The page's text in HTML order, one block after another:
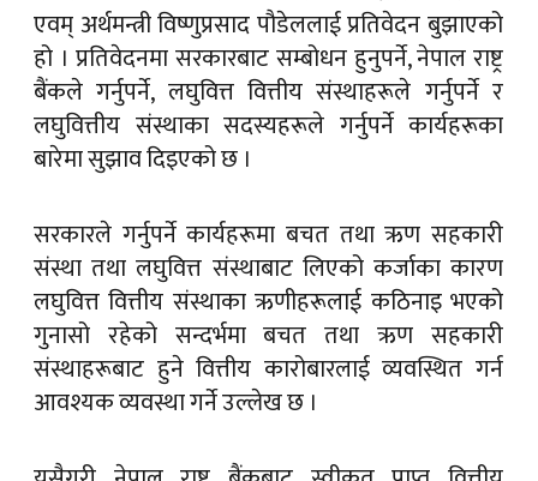
एवम् अर्थमन्त्री विष्णुप्रसाद पौडेललाई प्रतिवेदन बुझाएको
हो । प्रतिवेदनमा सरकारबाट सम्बोधन हुनुपर्ने, नेपाल राष्ट्र
बैंकले गर्नुपर्ने, लघुवित्त वित्तीय संस्थाहरूले गर्नुपर्ने र
लघुवित्तीय संस्थाका सदस्यहरूले गर्नुपर्ने कार्यहरूका
बारेमा सुझाव दिइएको छ ।
सरकारले गर्नुपर्ने कार्यहरूमा बचत तथा ऋण सहकारी
संस्था तथा लघुवित्त संस्थाबाट लिएको कर्जाका कारण
लघुवित्त वित्तीय संस्थाका ऋणीहरूलाई कठिनाइ भएको
गुनासो रहेको सन्दर्भमा बचत तथा ऋण सहकारी
संस्थाहरूबाट हुने वित्तीय कारोबारलाई व्यवस्थित गर्न
आवश्यक व्यवस्था गर्ने उल्लेख छ ।